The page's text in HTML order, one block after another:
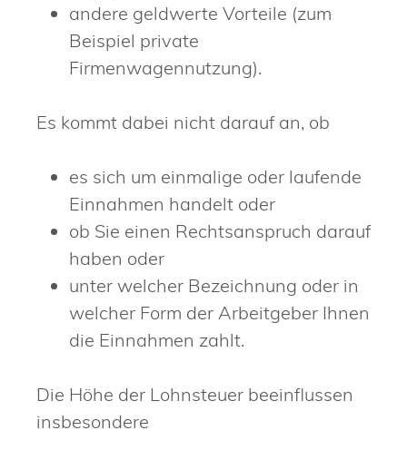
andere geldwerte Vorteile (zum
Beispiel private
Firmenwagennutzung).
Es kommt dabei nicht darauf an, ob
es sich um einmalige oder laufende
Einnahmen handelt oder
ob Sie einen Rechtsanspruch darauf
haben oder
unter welcher Bezeichnung oder in
welcher Form der Arbeitgeber Ihnen
die Einnahmen zahlt.
Die Höhe der Lohnsteuer beeinflussen
insbesondere